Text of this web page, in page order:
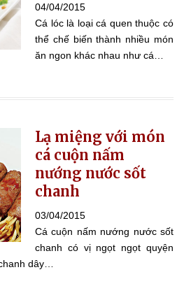
04/04/2015
Cá lóc là loại cá quen thuộc có
thể chế biến thành nhiều món
ăn ngon khác nhau như cá…
Lạ miệng với món
cá cuộn nấm
nướng nước sốt
chanh
03/04/2015
Cá cuộn nấm nướng nước sốt
chanh có vị ngọt ngọt quyện
dây…